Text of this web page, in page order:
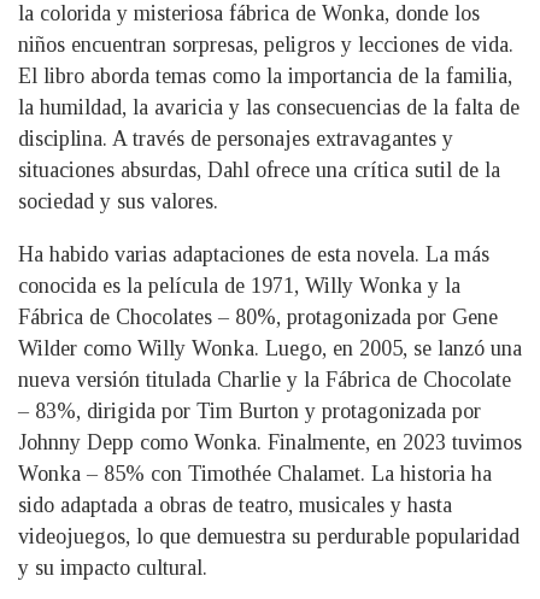
la colorida y misteriosa fábrica de Wonka, donde los
niños encuentran sorpresas, peligros y lecciones de vida.
El libro aborda temas como la importancia de la familia,
la humildad, la avaricia y las consecuencias de la falta de
disciplina. A través de personajes extravagantes y
situaciones absurdas, Dahl ofrece una crítica sutil de la
sociedad y sus valores.
Ha habido varias adaptaciones de esta novela. La más
conocida es la película de 1971, Willy Wonka y la
Fábrica de Chocolates – 80%, protagonizada por Gene
Wilder como Willy Wonka. Luego, en 2005, se lanzó una
nueva versión titulada Charlie y la Fábrica de Chocolate
– 83%, dirigida por Tim Burton y protagonizada por
Johnny Depp como Wonka. Finalmente, en 2023 tuvimos
Wonka – 85% con Timothée Chalamet. La historia ha
sido adaptada a obras de teatro, musicales y hasta
videojuegos, lo que demuestra su perdurable popularidad
y su impacto cultural.